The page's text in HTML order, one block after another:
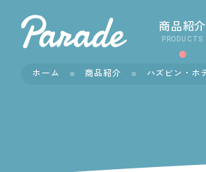
商品紹介
PRODUCTS
ホーム 商品紹介